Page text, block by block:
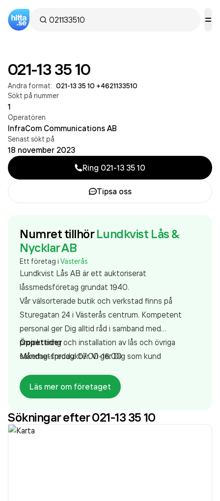
021-13 35 10
Andra format: 021-13 35 10 +4621133510
Sökt på nummer
1
Operatören
InfraCom Communications AB
Senast sökt på
18 november 2023
Ring 021-13 35 10
Tipsa oss
Numret tillhör Lundkvist Lås &
Nycklar AB
Ett företag i Västerås
Lundkvist Lås AB är ett auktoriserat
låssmedsföretag grundat 1940.
Vår välsorterade butik och verkstad finns på
Sturegatan 24 i Västerås centrum. Kompetent
personal ger Dig alltid råd i samband med
projektering och installation av lås och övriga
säkerhetsprodukter. Vi ger Dig som kund
dokumentation som erfordras eller önskas.
Öppettider
Måndag-fredag: 07.00-16.00
Läs mer om företaget
Sökningar efter 021-13 35 10